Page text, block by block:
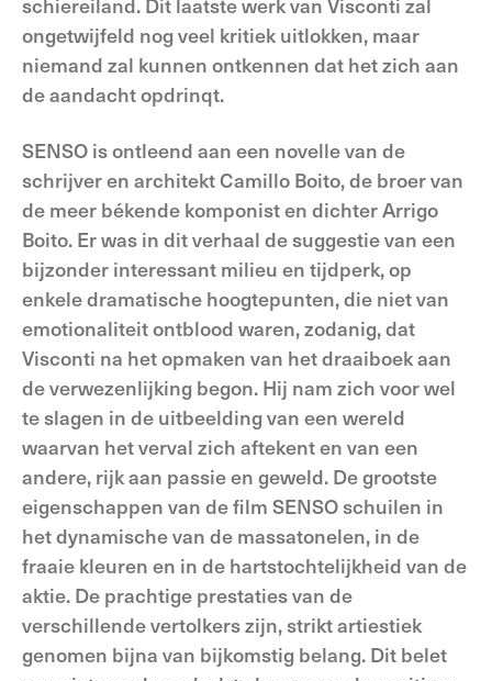
ongetwijfeld nog veel kritiek uitlokken, maar
niemand zal kunnen ontkennen dat het zich aan
de aandacht opdrinqt.
SENSO is ontleend aan een novelle van de
schrijver en architekt Camillo Boito, de broer van
de meer békende komponist en dichter Arrigo
Boito. Er was in dit verhaal de suggestie van een
bijzonder interessant milieu en tijdperk, op
enkele dramatische hoogtepunten, die niet van
emotionaliteit ontblood waren, zodanig, dat
Visconti na het opmaken van het draaiboek aan
de verwezenlijking begon. Hij nam zich voor wel
te slagen in de uitbeelding van een wereld
waarvan het verval zich aftekent en van een
andere, rijk aan passie en geweld. De grootste
eigenschappen van de film SENSO schuilen in
het dynamische van de massatonelen, in de
fraaie kleuren en in de hartstochtelijkheid van de
aktie. De prachtige prestaties van de
verschillende vertolkers zijn, strikt artiestiek
genomen bijna van bijkomstig belang. Dit belet